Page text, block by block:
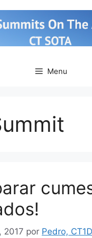
Menu
2017 por Pedro,